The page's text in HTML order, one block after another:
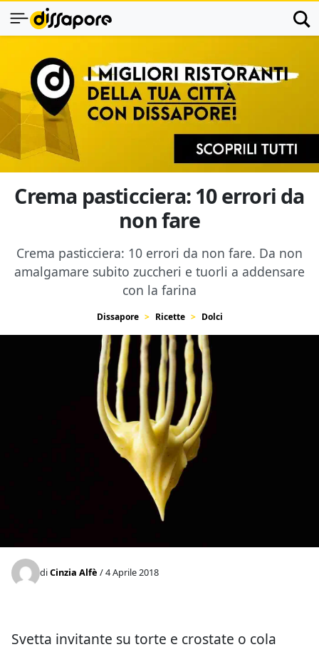
Crema pasticciera: 10 errori da
non fare
Crema pasticciera: 10 errori da non fare. Da non
amalgamare subito zuccheri e tuorli a addensare
con la farina
Dissapore Ricette Dolci
diCinzia Alfè / 4 Aprile 2018
Svetta invitante su torte e crostate o cola